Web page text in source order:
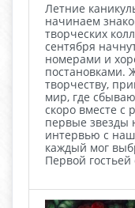
Летние
начинаем
творческих
сентября
номерами и
постановками.
творчеству,
мир, где
скоро вместе с
первые звезды
интервью с
каждый мог
Первой гостьей